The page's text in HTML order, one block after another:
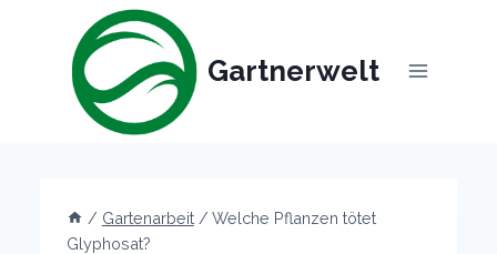
Gartnerwelt
/ Gartenarbeit / Welche Pflanzen tötet
Glyphosat?